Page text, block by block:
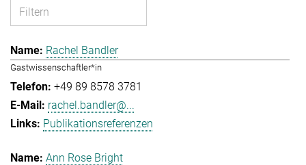
Rachel Bandler
Gastwissenschaftler*in
+49 89 8578 3781
rachel.bandler@...
Publikationsreferenzen
Ann Rose Bright